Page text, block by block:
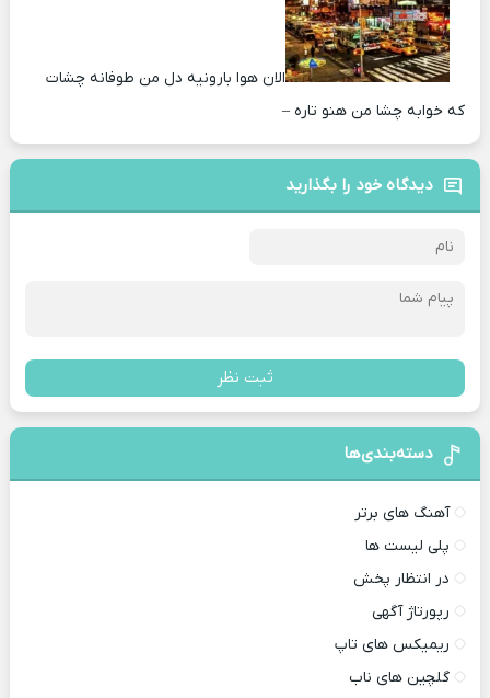
الان هوا بارونیه دل من طوفانه چشات
که خوابه چشا من هنو تاره –
دیدگاه خود را بگذارید
ثبت نظر
دسته‌بندی‌ها
آهنگ های برتر
پلی لیست ها
در انتظار پخش
رپورتاژ آگهی
ریمیکس های تاپ
گلچین های ناب